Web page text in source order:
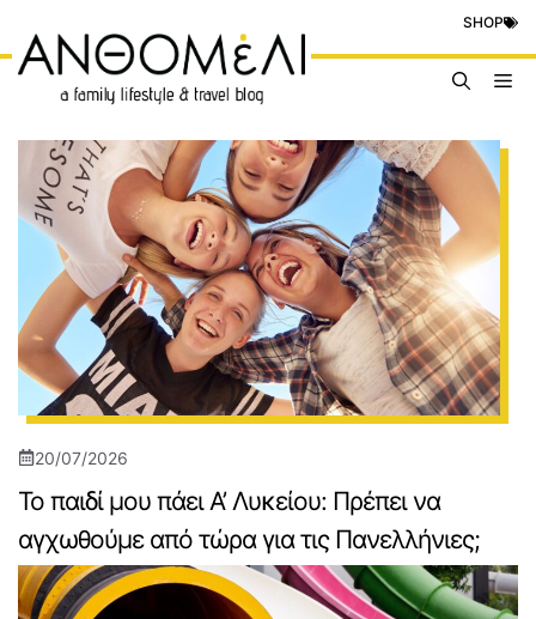
περιεχόμενο
SHOP
20/07/2026
Το παιδί μου πάει Α’ Λυκείου: Πρέπει να
αγχωθούμε από τώρα για τις Πανελλήνιες;